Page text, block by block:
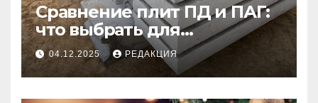
Сравнение плит ПД и ПАГ:
что выбрать для
долговечного и прочного
покрытия
04.12.2025 РЕДАКЦИЯ